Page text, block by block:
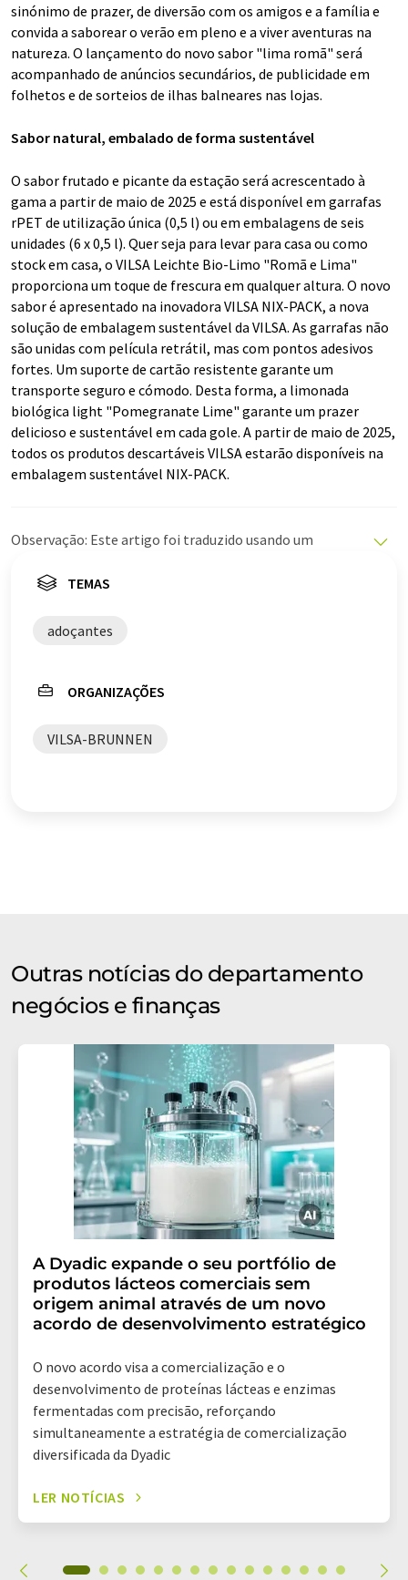
sinónimo de prazer, de diversão com os amigos e a família e
convida a saborear o verão em pleno e a viver aventuras na
natureza. O lançamento do novo sabor "lima romã" será
acompanhado de anúncios secundários, de publicidade em
folhetos e de sorteios de ilhas balneares nas lojas.
Sabor natural, embalado de forma sustentável
O sabor frutado e picante da estação será acrescentado à
gama a partir de maio de 2025 e está disponível em garrafas
rPET de utilização única (0,5 l) ou em embalagens de seis
unidades (6 x 0,5 l). Quer seja para levar para casa ou como
stock em casa, o VILSA Leichte Bio-Limo "Romã e Lima"
proporciona um toque de frescura em qualquer altura. O novo
sabor é apresentado na inovadora VILSA NIX-PACK, a nova
solução de embalagem sustentável da VILSA. As garrafas não
são unidas com película retrátil, mas com pontos adesivos
fortes. Um suporte de cartão resistente garante um
transporte seguro e cómodo. Desta forma, a limonada
biológica light "Pomegranate Lime" garante um prazer
delicioso e sustentável em cada gole. A partir de maio de 2025,
todos os produtos descartáveis VILSA estarão disponíveis na
embalagem sustentável NIX-PACK.
Observação: Este artigo foi traduzido usando um
LUMITOS oferece essas traduções automáticas para
Como este artigo foi traduzido com tradução
automática, é possível que contenha erros de
Alemão pode ser encontrado
TEMAS
adoçantes
ORGANIZAÇÕES
VILSA-BRUNNEN
Outras notícias do departamento
negócios e finanças
A Dyadic expande o seu portfólio de
produtos lácteos comerciais sem
origem animal através de um novo
acordo de desenvolvimento estratégico
O novo acordo visa a comercialização e o
desenvolvimento de proteínas lácteas e enzimas
fermentadas com precisão, reforçando
simultaneamente a estratégia de comercialização
diversificada da Dyadic
LER NOTÍCIAS